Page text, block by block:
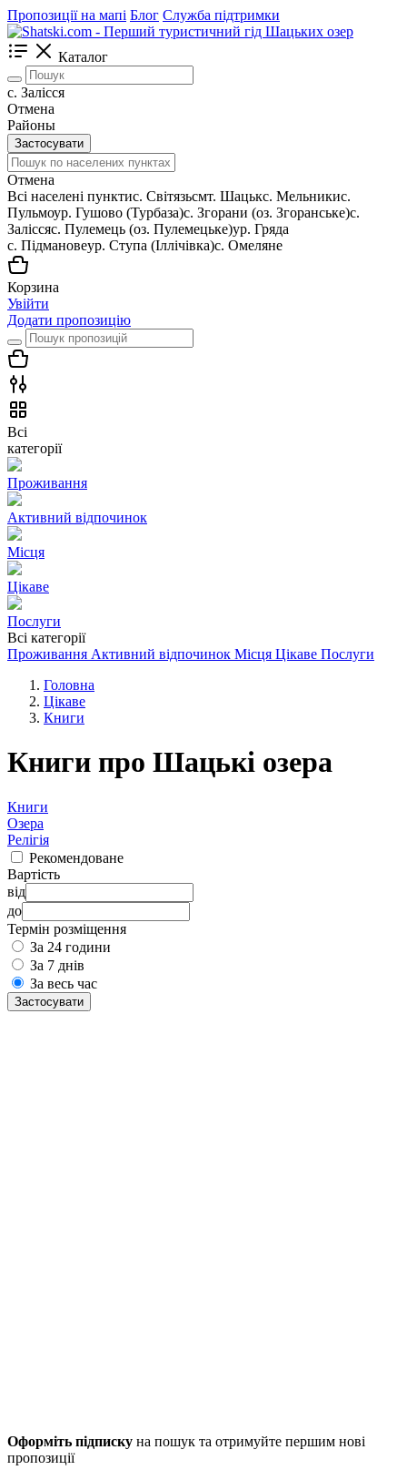
Пропозиції на мапі Блог Служба підтримки
Каталог
с. Залісся
Отмена
Районы
Застосувати
Отмена
Всі населені пунктиc. Світязьсмт. Шацькс. Мельникис.
Пульмоур. Гушово (Турбаза)с. Згорани (оз. Згоранське)с.
Заліссяс. Пулемець (оз. Пулемецьке)ур. Гряда
с. Підмановеур. Ступа (Іллічівка)с. Омеляне
Корзина
Увійти
Додати пропозицію
Всі
категорії
Проживання
Активний відпочинок
Місця
Цікаве
Послуги
Всі категорії
Проживання Активний відпочинок Місця Цікаве Послуги
Головна
Цікаве
Книги
Книги про Шацькі озера
Книги
Озера
Релігія
Рекомендоване
Вартість
від
до
Термін розміщення
За 24 години
За 7 днів
За весь час
Застосувати
Оформіть підписку на пошук та отримуйте першим нові
пропозиції